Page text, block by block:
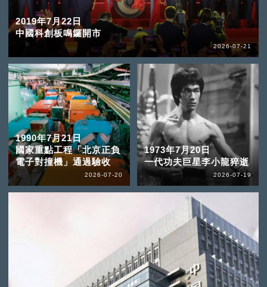
2019年7月22日
中國科創板鳴鑼開市
2026-07-21
1990年7月21日
國家重點工程「北京正負
電子對撞機」通過驗收
2026-07-20
1973年7月20日
一代功夫巨星李小龍猝逝
2026-07-19